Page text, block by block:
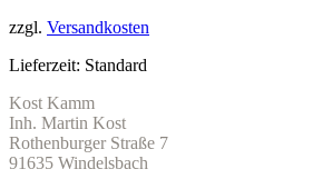
zzgl. Versandkosten
Lieferzeit: Standard
Kost Kamm
Inh. Martin Kost
Rothenburger Straße 7
91635 Windelsbach